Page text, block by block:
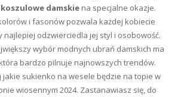
damskie na specjalne okazje.
i fasonów pozwala każdej kobiecie
najlepiej odzwierciedla jej styl i osobowość.
wybór modnych ubrań damskich ma
bardzo pilnuje najnowszych trendów.
jakie sukienko na wesele będzie na topie w
wiosennym 2024. Zastanawiasz się, do